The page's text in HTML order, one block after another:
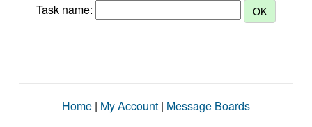
Task name:
Home | My Account | Message Boards